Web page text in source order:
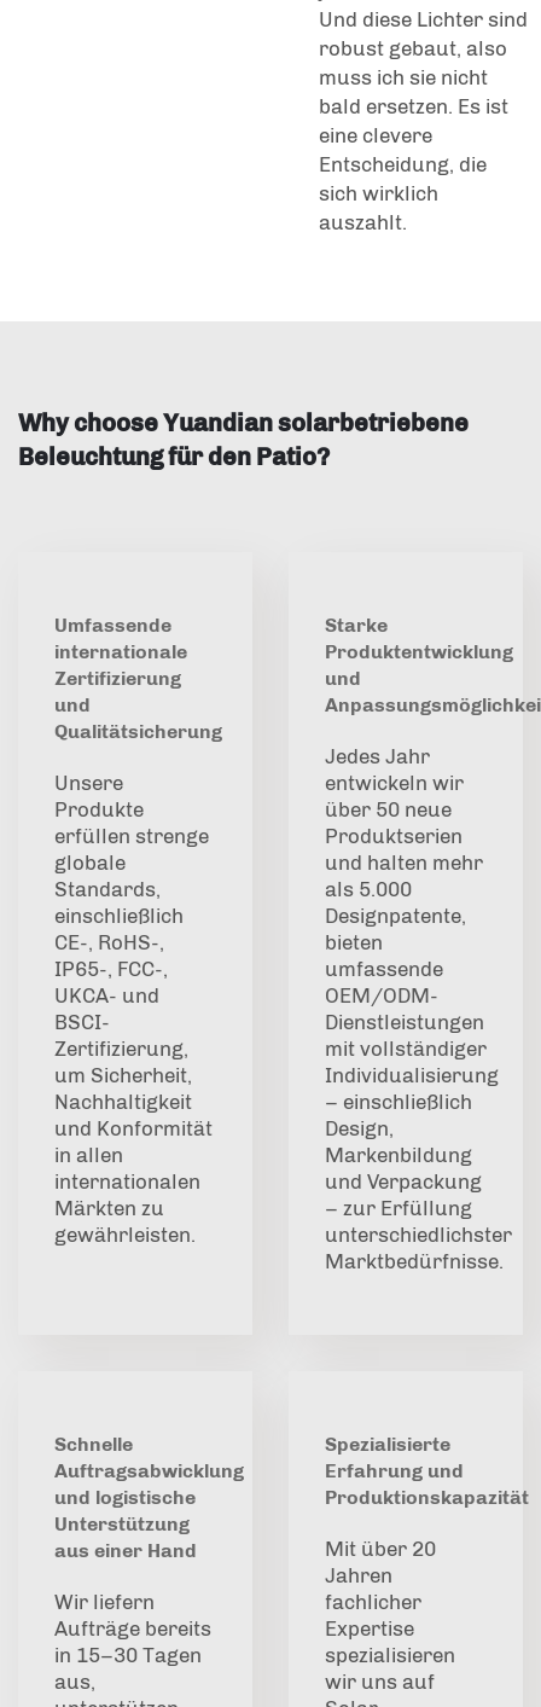
Und diese Lichter sind
robust gebaut, also
muss ich sie nicht
bald ersetzen. Es ist
eine clevere
Entscheidung, die
sich wirklich
auszahlt.
Why choose Yuandian solarbetriebene
Beleuchtung für den Patio?
Umfassende
internationale
Zertifizierung
und
Qualitätsicherung
Unsere
Produkte
erfüllen strenge
globale
Standards,
einschließlich
CE-, RoHS-,
IP65-, FCC-,
UKCA- und
BSCI-
Zertifizierung,
um Sicherheit,
Nachhaltigkeit
und Konformität
in allen
internationalen
Märkten zu
gewährleisten.
Starke
Produktentwicklung
und
Jedes Jahr
entwickeln wir
über 50 neue
Produktserien
und halten mehr
als 5.000
Designpatente,
bieten
umfassende
OEM/ODM-
Dienstleistungen
mit vollständiger
Individualisierung
– einschließlich
Design,
Markenbildung
und Verpackung
– zur Erfüllung
unterschiedlichster
Marktbedürfnisse.
Schnelle
Auftragsabwicklung
und logistische
Unterstützung
aus einer Hand
Wir liefern
Aufträge bereits
in 15–30 Tagen
aus,
Spezialisierte
Erfahrung und
Produktionskapazität
Mit über 20
Jahren
fachlicher
Expertise
spezialisieren
wir uns auf